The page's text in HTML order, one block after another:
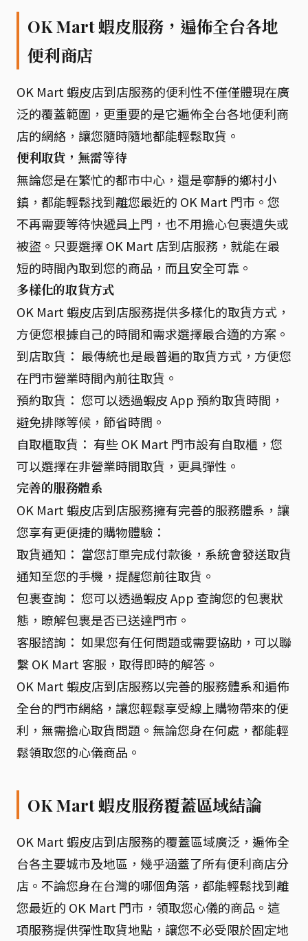
OK Mart 蝦皮服務，遍佈全台各地
便利商店
OK Mart 蝦皮店到店服務的便利性不僅僅體現在廣
泛的覆蓋範圍，更重要的是它遍佈全台各地便利商
店的網絡，讓您隨時隨地都能輕鬆取貨。
便利取貨，無需等待
無論您是在繁忙的都市中心，還是寧靜的鄉村小
鎮，都能輕鬆找到離您最近的 OK Mart 門市。您
不再需要等待快遞員上門，也不用擔心包裹遺失或
被盜。只要選擇 OK Mart 店到店服務，就能在最
短的時間內取到您的商品，而且安全可靠。
多樣化的取貨方式
OK Mart 蝦皮店到店服務提供多樣化的取貨方式，
方便您根據自己的時間和需求選擇最合適的方案。
到店取貨： 最傳統也是最普遍的取貨方式，方便您
在門市營業時間內前往取貨。
預約取貨： 您可以透過蝦皮 App 預約取貨時間，
避免排隊等候，節省時間。
自取櫃取貨： 有些 OK Mart 門市設有自取櫃，您
可以選擇在非營業時間取貨，更具彈性。
完善的服務體系
OK Mart 蝦皮店到店服務擁有完善的服務體系，讓
您享有更便捷的購物體驗：
取貨通知： 當您訂單完成付款後，系統會發送取貨
通知至您的手機，提醒您前往取貨。
包裹查詢： 您可以透過蝦皮 App 查詢您的包裹狀
態，瞭解包裹是否已送達門市。
客服諮詢： 如果您有任何問題或需要協助，可以聯
繫 OK Mart 客服，取得即時的解答。
OK Mart 蝦皮店到店服務以完善的服務體系和遍佈
全台的門市網絡，讓您輕鬆享受線上購物帶來的便
利，無需擔心取貨問題。無論您身在何處，都能輕
鬆領取您的心儀商品。
OK Mart 蝦皮服務覆蓋區域結論
OK Mart 蝦皮店到店服務的覆蓋區域廣泛，遍佈全
台各主要城市及地區，幾乎涵蓋了所有便利商店分
店。不論您身在台灣的哪個角落，都能輕鬆找到離
您最近的 OK Mart 門市，領取您心儀的商品。這
項服務提供彈性取貨地點，讓您不必受限於固定地